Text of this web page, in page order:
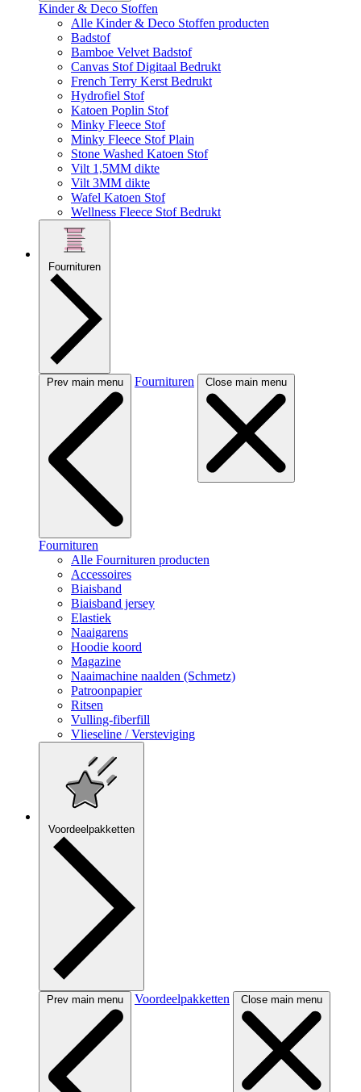
Kinder & Deco Stoffen
Alle Kinder & Deco Stoffen producten
Badstof
Bamboe Velvet Badstof
Canvas Stof Digitaal Bedrukt
French Terry Kerst Bedrukt
Hydrofiel Stof
Katoen Poplin Stof
Minky Fleece Stof
Minky Fleece Stof Plain
Stone Washed Katoen Stof
Vilt 1,5MM dikte
Vilt 3MM dikte
Wafel Katoen Stof
Wellness Fleece Stof Bedrukt
Fournituren
Prev main menu Fournituren Close main menu
Fournituren
Alle Fournituren producten
Accessoires
Biaisband
Biaisband jersey
Elastiek
Naaigarens
Hoodie koord
Magazine
Naaimachine naalden (Schmetz)
Patroonpapier
Ritsen
Vulling-fiberfill
Vlieseline / Versteviging
Voordeelpakketten
Prev main menu Voordeelpakketten Close main menu